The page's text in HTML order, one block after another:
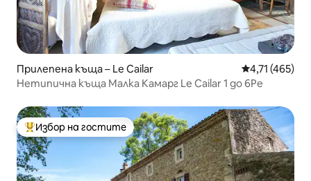
Прилепена къща – Le Cailar Средна
4,71 (465)
Нетипична къща Малка Камарг Le Cailar 1 до 6Pe
Най-популярен избор на гостите
Избор на гостите